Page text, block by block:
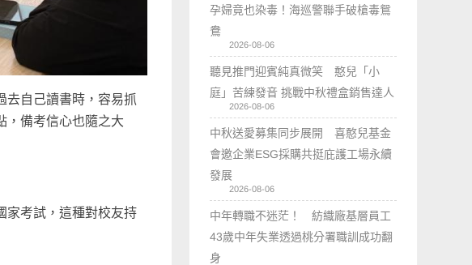
去自己讀書時，容易抓
，備考信心也隨之大
家考試，這種對校友持
孕婦竟也染毒！海巡警聯手破槍毒鴛
鴦
2026-08-06
聽見推門迎賓純真微笑 憨兒「小
庭」苦練發音 挑戰中秋禮盒銷售達人
2026-08-06
中秋送愛募集同步展開 喜憨兒基金
會邀企業ESG採購共挺庇護工場永續
發展
2026-08-06
中年轉職不迷茫！ 紡織廠基層員工
43歲中年失業透過桃分署職訓成功翻
身